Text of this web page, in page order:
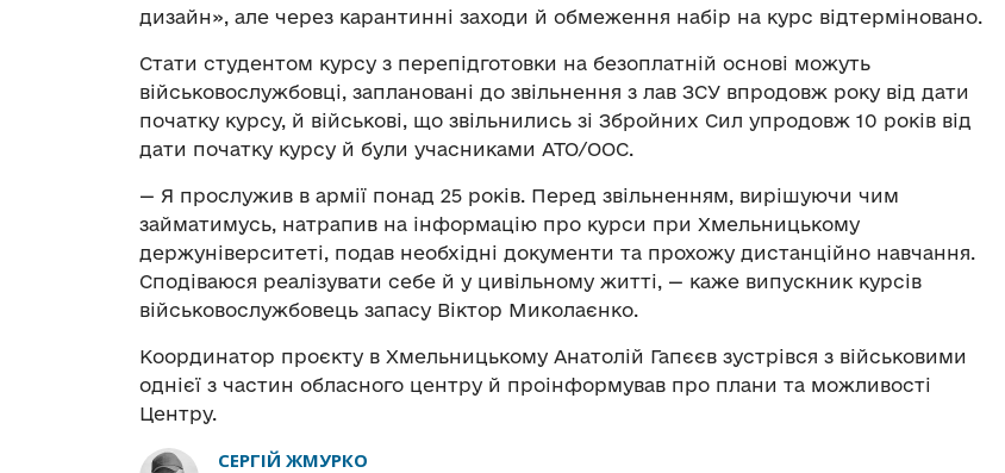
дизайн», але через карантинні заходи й обмеження набір на курс відтерміновано.
Стати студентом курсу з перепідготовки на безоплатній основі можуть
військовослужбовці, заплановані до звільнення з лав ЗСУ впродовж року від дати
початку курсу, й військові, що звільнились зі Збройних Сил упродовж 10 років від
дати початку курсу й були учасниками АТО/ООС.
— Я прослужив в армії понад 25 років. Перед звільненням, вирішуючи чим
займатимусь, натрапив на інформацію про курси при Хмельницькому
держуніверситеті, подав необхідні документи та прохожу дистанційно навчання.
Сподіваюся реалізувати себе й у цивільному житті, — каже випускник курсів
військовослужбовець запасу Віктор Миколаєнко.
Координатор проєкту в Хмельницькому Анатолій Гапєєв зустрівся з військовими
однієї з частин обласного центру й проінформував про плани та можливості
Центру.
СЕРГІЙ ЖМУРКО